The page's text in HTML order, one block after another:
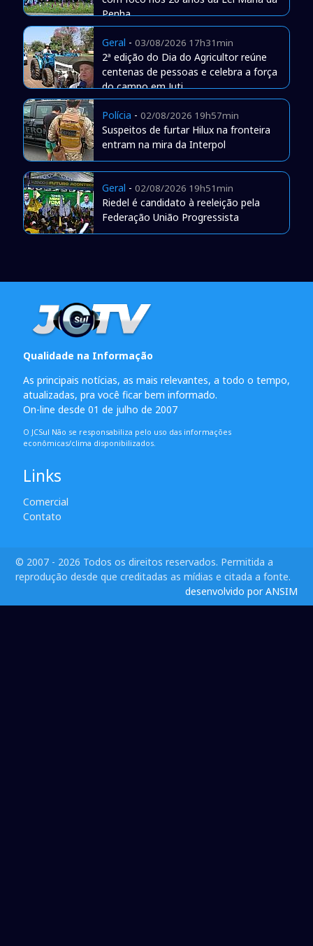
Penha
Geral - 03/08/2026 17h31min
2ª edição do Dia do Agricultor reúne
centenas de pessoas e celebra a força
do campo em Juti
Polícia - 02/08/2026 19h57min
Suspeitos de furtar Hilux na fronteira
entram na mira da Interpol
Geral - 02/08/2026 19h51min
Riedel é candidato à reeleição pela
Federação União Progressista
Qualidade na Informação
As principais notícias, as mais relevantes, a todo o tempo,
atualizadas, pra você ficar bem informado.
On-line desde 01 de julho de 2007
O JCSul Não se responsabiliza pelo uso das informações
econômicas/clima disponibilizados.
Links
Comercial
Contato
© 2007 - 2026 Todos os direitos reservados. Permitida a
reprodução desde que creditadas as mídias e citada a fonte.
desenvolvido por ANSIM